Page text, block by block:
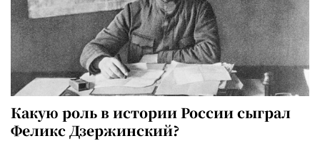
Какую роль в истории России сыграл
Феликс Дзержинский?